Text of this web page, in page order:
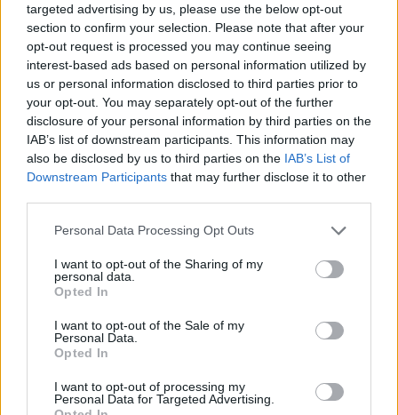
targeted advertising by us, please use the below opt-out
section to confirm your selection. Please note that after your
opt-out request is processed you may continue seeing
interest-based ads based on personal information utilized by
us or personal information disclosed to third parties prior to
your opt-out. You may separately opt-out of the further
disclosure of your personal information by third parties on the
IAB’s list of downstream participants. This information may
also be disclosed by us to third parties on the IAB’s List of
Downstream Participants that may further disclose it to other
Personal Data Processing Opt Outs
I want to opt-out of the Sharing of my
personal data.
Opted In
I want to opt-out of the Sale of my
Personal Data.
Opted In
I want to opt-out of processing my
Personal Data for Targeted Advertising.
Leggi l'articolo:
Dalla strada a via Maspero: dentro lo spazio a Varese che
ascolta gli adolescenti prima di accoglierli
ADV
Commenti
Accedioregistratiper commentare questo